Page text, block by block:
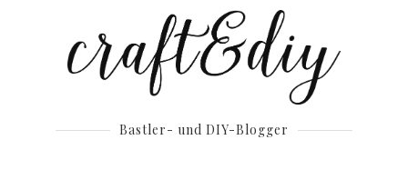
Bastler- und DIY-Blogger